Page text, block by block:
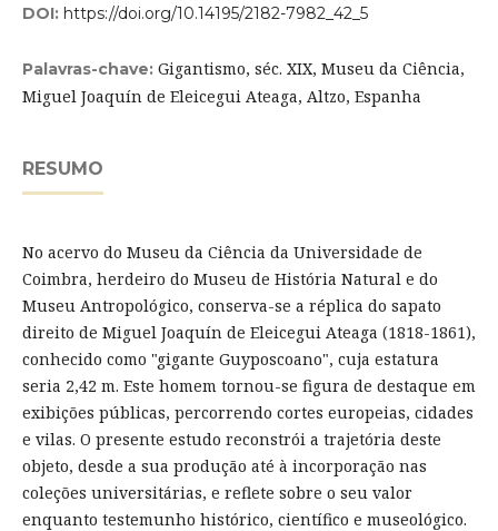
DOI: https://doi.org/10.14195/2182-7982_42_5
Palavras-chave: Gigantismo, séc. XIX, Museu da Ciência,
Miguel Joaquín de Eleicegui Ateaga, Altzo, Espanha
RESUMO
No acervo do Museu da Ciência da Universidade de
Coimbra, herdeiro do Museu de História Natural e do
Museu Antropológico, conserva-se a réplica do sapato
direito de Miguel Joaquín de Eleicegui Ateaga (1818-1861),
conhecido como "gigante Guyposcoano", cuja estatura
seria 2,42 m. Este homem tornou-se figura de destaque em
exibições públicas, percorrendo cortes europeias, cidades
e vilas. O presente estudo reconstrói a trajetória deste
objeto, desde a sua produção até à incorporação nas
coleções universitárias, e reflete sobre o seu valor
enquanto testemunho histórico, científico e museológico.